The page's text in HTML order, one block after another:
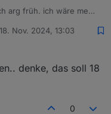
arg früh. ich wäre mehr
18. Nov. 2024, 13:03
von
denke, das soll 18
0